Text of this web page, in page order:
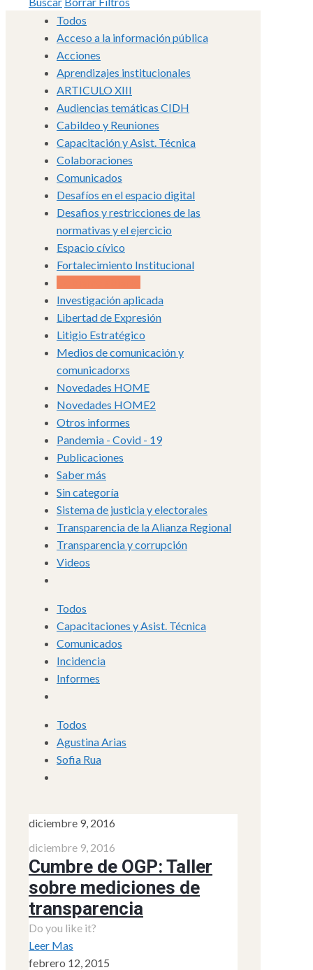
Todos
Acceso a la información pública
Acciones
Aprendizajes institucionales
ARTICULO XIII
Audiencias temáticas CIDH
Cabildeo y Reuniones
Capacitación y Asist. Técnica
Colaboraciones
Comunicados
Desafíos en el espacio digital
Desafios y restricciones de las
normativas y el ejercicio
Espacio cívico
Fortalecimiento Institucional
Investigación aplicada
Libertad de Expresión
Litigio Estratégico
Medios de comunicación y
comunicadorxs
Novedades HOME
Novedades HOME2
Otros informes
Pandemia - Covid - 19
Publicaciones
Saber más
Sin categoría
Sistema de justicia y electorales
Transparencia de la Alianza Regional
Transparencia y corrupción
Videos
Todos
Capacitaciones y Asist. Técnica
Comunicados
Incidencia
Informes
Todos
Agustina Arias
Sofia Rua
diciembre 9, 2016
diciembre 9, 2016
Cumbre de OGP: Taller
sobre mediciones de
transparencia
Do you like it?
Leer Mas
febrero 12, 2015